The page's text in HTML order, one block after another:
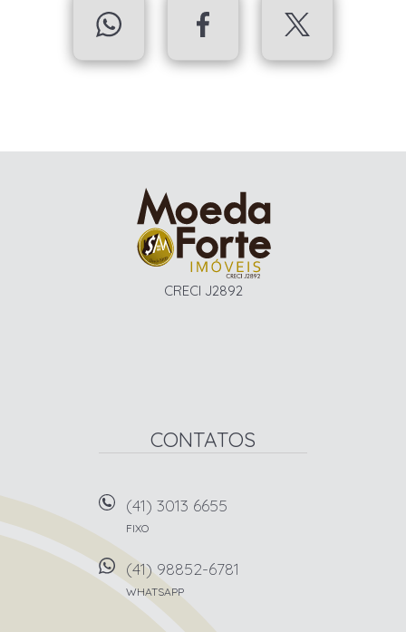
CRECI J2892
CONTATOS
(41) 3013 6655
FIXO
(41) 98852-6781
WHATSAPP